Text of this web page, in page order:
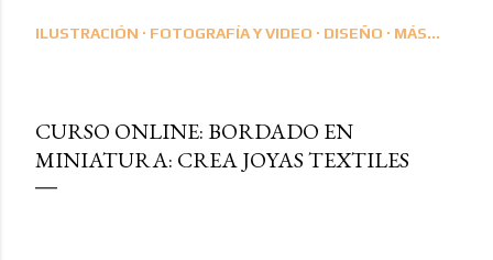
ILUSTRACIÓN FOTOGRAFÍA Y VIDEO DISEÑO MÁS…
CURSO ONLINE: BORDADO EN
MINIATURA: CREA JOYAS TEXTILES